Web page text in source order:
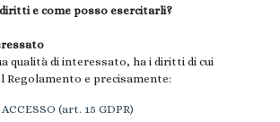
e come posso esercitarli?
qualità di interessato, ha i diritti di cui
Regolamento e precisamente:
(art. 15 GDPR)